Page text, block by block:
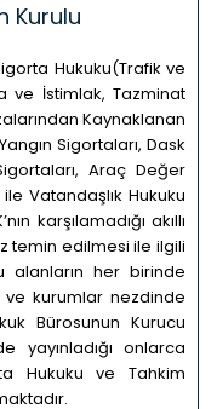
Kurulu
Hukuku(Trafik ve
ve İstimlak, Tazminat
Kaynaklanan
Sigortaları, Dask
Araç Değer
Vatandaşlık Hukuku
karşılamadığı akıllı
temin edilmesi ile ilgili
alanların her birinde
ve kurumlar nezdinde
Bürosunun Kurucu
yayınladığı onlarca
Hukuku ve Tahkim